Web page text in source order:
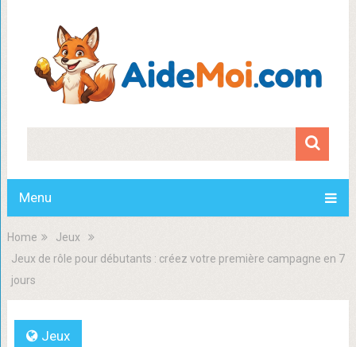
Menu
Home
Jeux
Jeux de rôle pour débutants : créez votre première campagne en 7
jours
Jeux